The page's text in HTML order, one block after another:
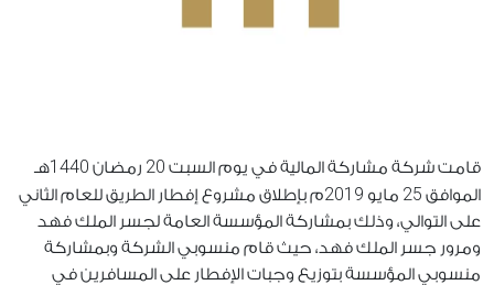
قامت شركة مشاركة المالية في يوم السبت 20 رمضان 1440هـ
الموافق 25 مايو 2019م بإطلاق مشروع إفطار الطريق للعام الثاني
على التوالي، وذلك بمشاركة المؤسسة العامة لجسر الملك فهد
ومرور جسر الملك فهد، حيث قام منسوبي الشركة وبمشاركة
منسوبي المؤسسة بتوزيع وجبات الإفطار على المسافرين في